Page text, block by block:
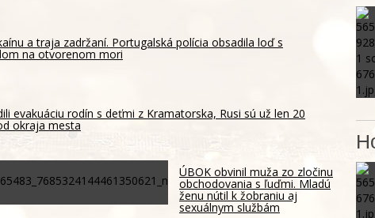
a traja zadržaní. Portugalská polícia obsadila loď s
na otvorenom mori
evakuáciu rodín s deťmi z Kramatorska, Rusi sú už len 20
okraja mesta
ÚBOK obvinil muža zo zločinu
obchodovania s ľuďmi. Mladú
ženu nútil k žobraniu aj
sexuálnym službám